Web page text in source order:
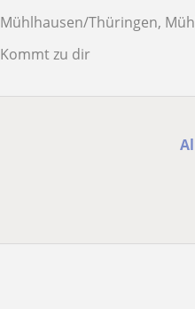
Mühlhausen/Thüringen, Mühlhausen,
Kommt zu dir